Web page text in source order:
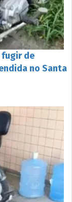
fugir de
no Santa